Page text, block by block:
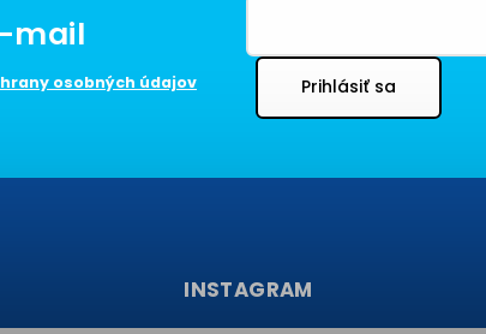
osobných údajov Prihlásiť sa
INSTAGRAM